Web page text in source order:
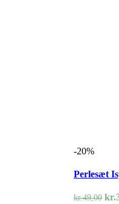
-20%
Perlesæt
kr.49,00 kr.